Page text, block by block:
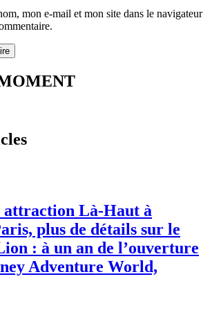
mon e-mail et mon site dans le navigateur
attraction Là-Haut à
plus de détails sur le
: à un an de l’ouverture
Adventure World,